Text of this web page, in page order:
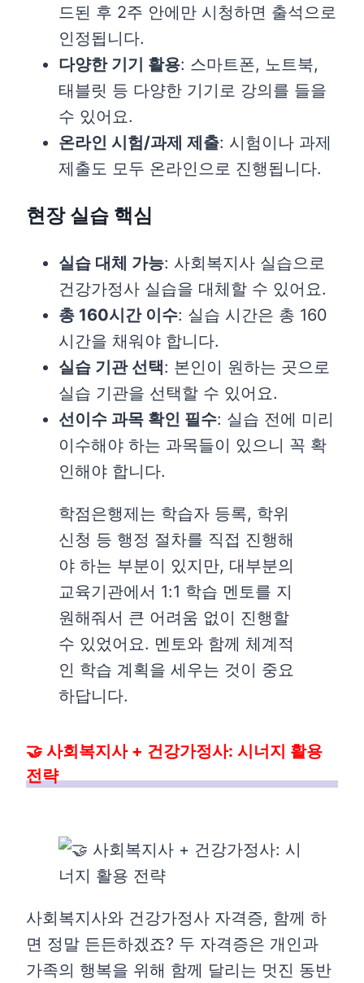
드된 후 2주 안에만 시청하면 출석으로
인정됩니다.
다양한 기기 활용: 스마트폰, 노트북,
태블릿 등 다양한 기기로 강의를 들을
수 있어요.
온라인 시험/과제 제출: 시험이나 과제
제출도 모두 온라인으로 진행됩니다.
현장 실습 핵심
실습 대체 가능: 사회복지사 실습으로
건강가정사 실습을 대체할 수 있어요.
총 160시간 이수: 실습 시간은 총 160
시간을 채워야 합니다.
실습 기관 선택: 본인이 원하는 곳으로
실습 기관을 선택할 수 있어요.
선이수 과목 확인 필수: 실습 전에 미리
이수해야 하는 과목들이 있으니 꼭 확
인해야 합니다.
학점은행제는 학습자 등록, 학위
신청 등 행정 절차를 직접 진행해
야 하는 부분이 있지만, 대부분의
교육기관에서 1:1 학습 멘토를 지
원해줘서 큰 어려움 없이 진행할
수 있었어요. 멘토와 함께 체계적
인 학습 계획을 세우는 것이 중요
하답니다.
🤝 사회복지사 + 건강가정사: 시너지 활용
전략
사회복지사와 건강가정사 자격증, 함께 하
면 정말 든든하겠죠? 두 자격증은 개인과
가족의 행복을 위해 함께 달리는 멋진 동반